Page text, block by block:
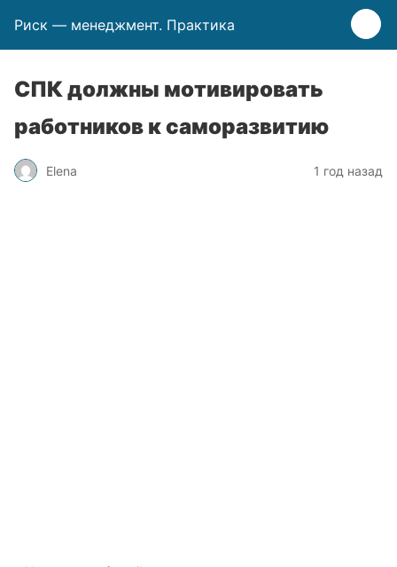
Риск — менеджмент. Практика
СПК должны мотивировать
работников к саморазвитию
Elena 1 год назад